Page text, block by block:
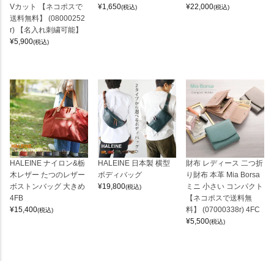
Vカット 【ネコポスで
送料無料】 (08000252
r) 【名入れ刺繍可能】
¥5,900(税込)
¥1,650(税込)
¥22,000(税込)
HALEINE ナイロン&栃
木レザー たつのレザー
ボストンバッグ 大きめ
4FB
¥15,400(税込)
HALEINE 日本製 横型
ボディバッグ
¥19,800(税込)
財布 レディース 二つ折
り財布 本革 Mia Borsa
ミニ 小さい コンパクト
【ネコポスで送料無
料】 (07000338r) 4FC
¥5,500(税込)